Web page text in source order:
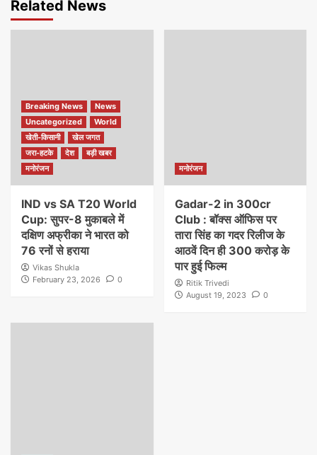
Related News
Breaking News
News
Uncategorized
World
खेती-किसानी
खेल जगत
जरा-हटके
देश
बड़ी खबर
मनोरंजन
IND vs SA T20 World
Cup: सुपर-8 मुकाबले में
दक्षिण अफ्रीका ने भारत को
76 रनों से हराया
Vikas Shukla
February 23, 2026
0
मनोरंजन
Gadar-2 in 300cr
Club : बॉक्स ऑफिस पर
तारा सिंह का गदर रिलीज के
आठवें दिन ही 300 करोड़ के
पार हुई फिल्म
Ritik Trivedi
August 19, 2023
0